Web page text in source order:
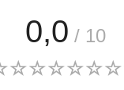
0,0 / 10